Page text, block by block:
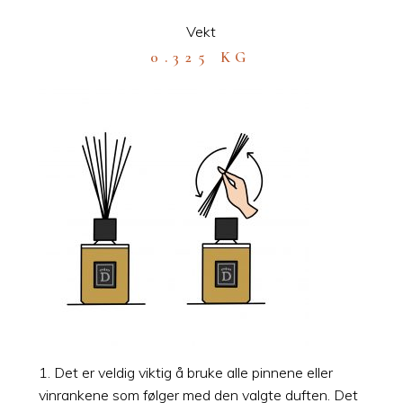
Vekt
0.325 KG
1. Det er veldig viktig å bruke alle pinnene eller
vinrankene som følger med den valgte duften. Det